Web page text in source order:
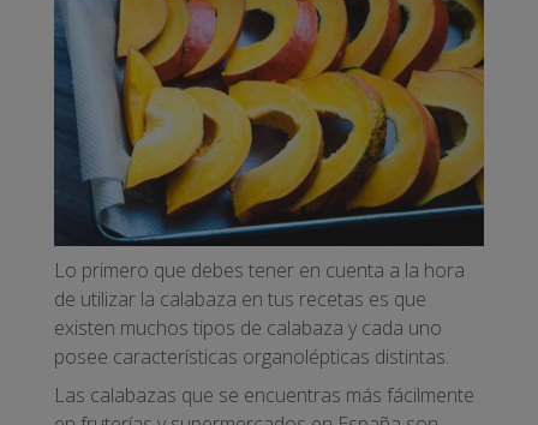
Lo primero que debes tener en cuenta a la hora
de utilizar la calabaza en tus recetas es que
existen muchos tipos de calabaza y cada uno
posee características organolépticas distintas.
Las calabazas que se encuentras más fácilmente